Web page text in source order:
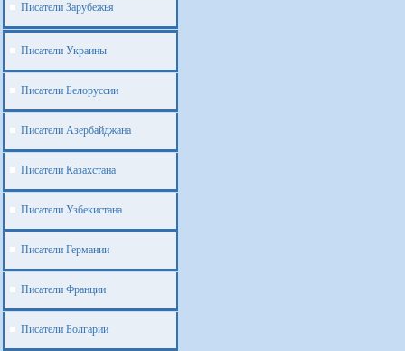
Писатели Зарубежья
Писатели Украины
Писатели Белоруссии
Писатели Азербайджана
Писатели Казахстана
Писатели Узбекистана
Писатели Германии
Писатели Франции
Писатели Болгарии